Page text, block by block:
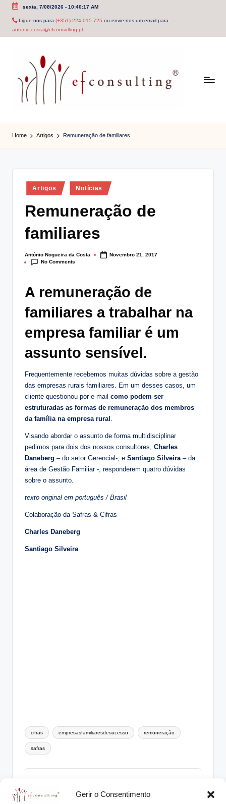
Gerir o Consentimento
Skip
sexta, 7/08/2026- 10:40:17 AM
Ligue-nos para (+351) 224 015 725 ou envie-nos um email para
antonio.costa@efconsulting.pt.
f
c
o
Home Artigos Remuneração de familiares
Posted
in
Artigos Notícias
Remuneração de
familiares
Posted
by
António Nogueira da Costa
Novembro 21, 2017
No Comments
A remuneração de
familiares a trabalhar na
empresa familiar é um
assunto sensível.
Frequentemente recebemos muitas dúvidas sobre a gestão
das empresas rurais familiares. Em um desses casos, um
cliente questionou por e-mail como podem ser
estruturadas as formas de remuneração dos membros
da família na empresa rural
Visando abordar o assunto de forma multidisciplinar
pedimos para dois dos nossos consultores, Charles
Daneberg – do setor Gerencial-, e Santiago Silveira – da
área de Gestão Familiar -, responderem quatro dúvidas
sobre o assunto.
texto original em português / Brasil
Colaboração da Safras & Cifras
Charles Daneberg
Santiago Silveira
Tags:
cifras empresasfamiliaresdesucesso remuneração
safras